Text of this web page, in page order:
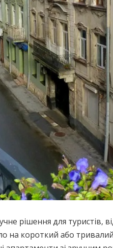
рішення для туристів,
на короткий або